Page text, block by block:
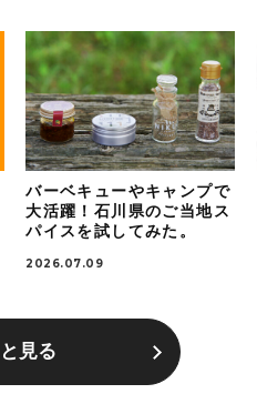
バーベキューやキャンプで
大活躍！石川県のご当地ス
パイスを試してみた。
2026.07.09
見る